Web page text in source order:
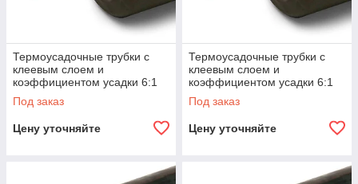
Термоусадочные трубки с
клеевым слоем и
коэффициентом усадки 6:1
ТТ-(6Х) КВТ ТТ-
(6Х)-69.8/11.7
Под заказ
Цену уточняйте
Термоусадочные трубки с
клеевым слоем и
коэффициентом усадки 6:1
ТТ-(6Х) КВТ ТТ-
(6Х)-87.5/17.1
Под заказ
Цену уточняйте